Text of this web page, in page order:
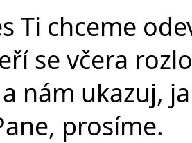
Ti chceme
se včera
nám ukazuj,
prosíme.